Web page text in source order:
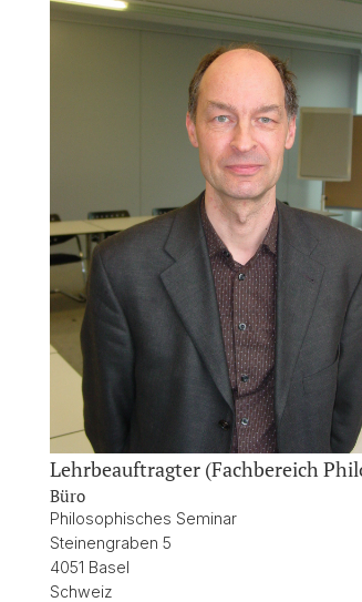
Lehrbeauftragter (Fachbereich
Büro
Philosophisches Seminar
Steinengraben 5
4051 Basel
Schweiz